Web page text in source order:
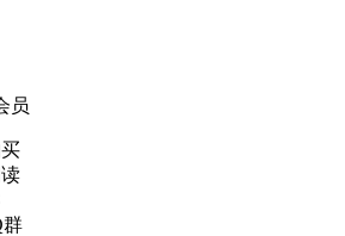
员
群